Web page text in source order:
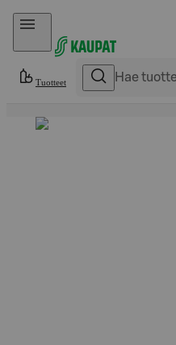
Hyppää sisältöön
Tuotteet